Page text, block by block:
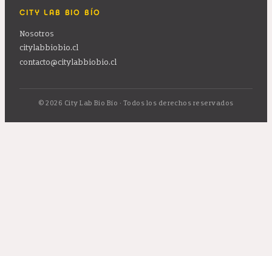
CITY LAB BIO BÍO
Nosotros
citylabbiobio.cl
contacto@citylabbiobio.cl
© 2026 City Lab Bio Bío · Todos los derechos reservados